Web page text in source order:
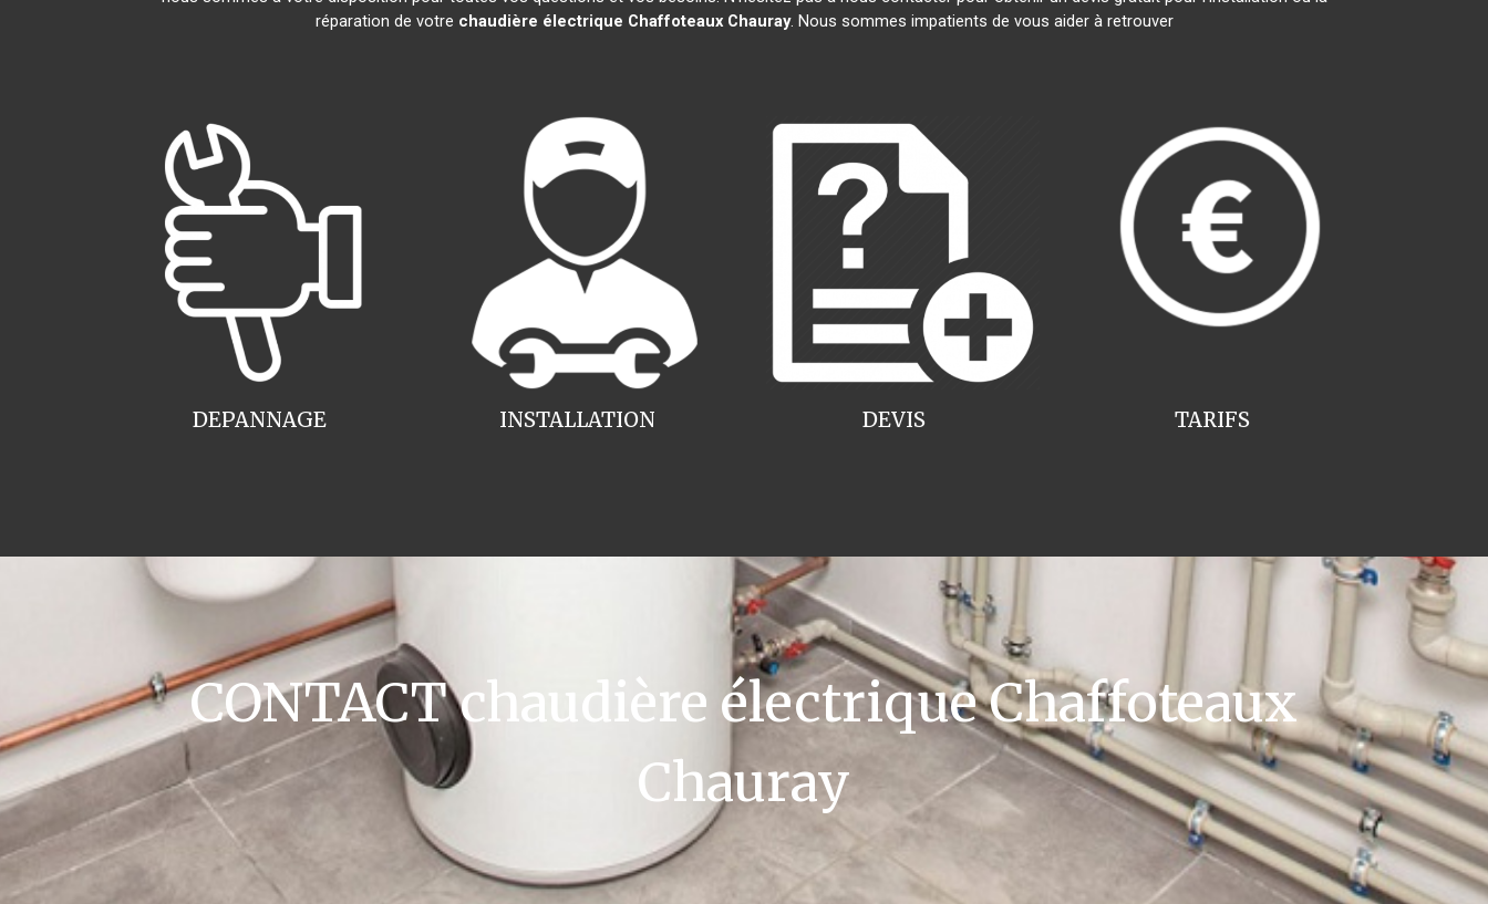
réparation de votre chaudière électrique Chaffoteaux Chauray. Nous sommes impatients de vous aider à retrouver
INSTALLATION
DEPANNAGE TARIFS
DEVIS
CONTACT chaudière électrique Chaffoteaux
Chauray